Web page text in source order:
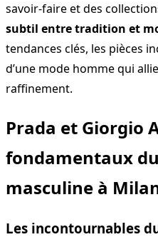
savoir-faire et des
subtil entre tradition et
tendances clés, les pièces
d’une mode homme qui
raffinement.
Prada et Giorgio
fondamentaux
masculine à
Les incontournables